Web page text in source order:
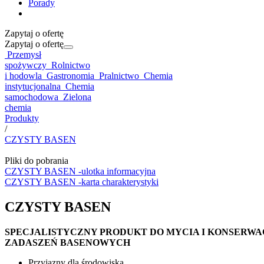
Porady
Zapytaj o ofertę
Zapytaj o ofertę
Przemysł
spożywczy Rolnictwo
i hodowla Gastronomia Pralnictwo Chemia
instytucjonalna Chemia
samochodowa Zielona
chemia
Produkty
/
CZYSTY BASEN
Pliki do pobrania
CZYSTY BASEN -ulotka informacyjna
CZYSTY BASEN -karta charakterystyki
CZYSTY BASEN
SPECJALISTYCZNY PRODUKT DO MYCIA I
ZADASZEŃ BASENOWYCH